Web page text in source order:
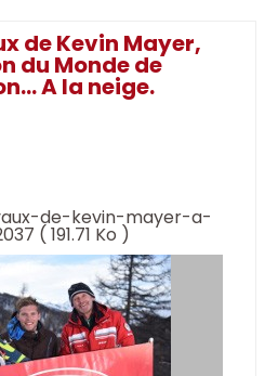
de Kevin Mayer,
du Monde de
A la neige.
de-kevin-mayer-a-
( 191.71 Ko )